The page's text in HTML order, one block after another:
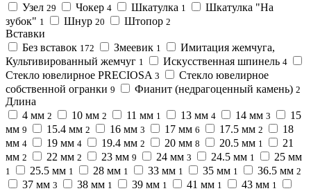
Узел 29 Чокер 4 Шкатулка 1
Шкатулка "На
зубок" 1 Шнур 20 Штопор 2
Вставки
Без вставок 172 Змеевик 1
Имитация жемчуга,
Культивированный жемчуг 1 Искусственная шпинель 4
Стекло ювелирное PRECIOSA 3
Стекло ювелирное
собственной огранки 9 Фианит (недрагоценный камень) 2
Длина
4 мм 2 10 мм 2 11 мм 1 13 мм 4 14 мм 3
15
мм 9 15.4 мм 2 16 мм 3 17 мм 6 17.5 мм 2
18
мм 4 19 мм 4 19.4 мм 2 20 мм 8 20.5 мм 1
21
мм 2 22 мм 2 23 мм 9 24 мм 3 24.5 мм 1 25 мм
1 25.5 мм 1 28 мм 1 33 мм 1 35 мм 1 36.5 мм 2
37 мм 3 38 мм 1 39 мм 1 41 мм 1 43 мм 1